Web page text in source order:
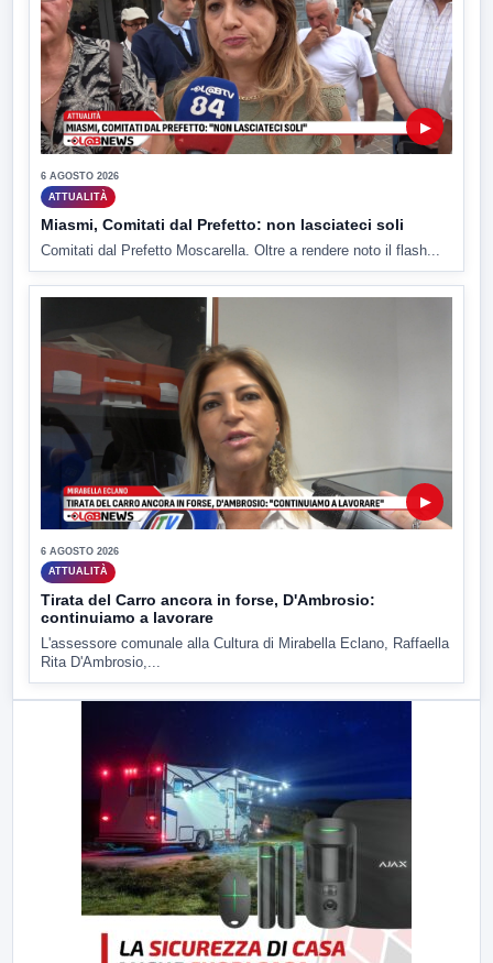
▶
6 AGOSTO 2026
ATTUALITÀ
Miasmi, Comitati dal Prefetto: non lasciateci soli
Comitati dal Prefetto Moscarella. Oltre a rendere noto il flash...
▶
6 AGOSTO 2026
ATTUALITÀ
Tirata del Carro ancora in forse, D'Ambrosio:
continuiamo a lavorare
L'assessore comunale alla Cultura di Mirabella Eclano, Raffaella
Rita D'Ambrosio,...